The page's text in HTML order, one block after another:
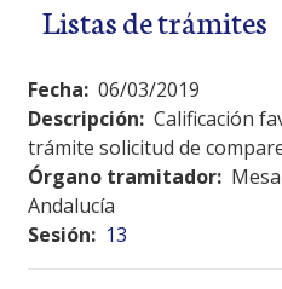
Listas de trámites
Fecha: 06/03/2019
Descripción: Calificación
trámite solicitud de
Órgano tramitador:
Andalucía
Sesión: 13